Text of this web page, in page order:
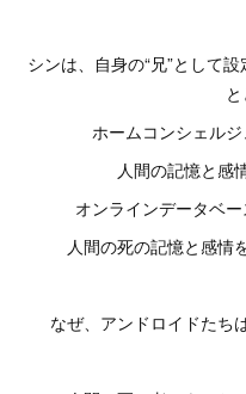
シンは、自身の“兄”として
と
ホームコンシェルジ
人間の記憶と感
オンラインデータベー
人間の死の記憶と感情
なぜ、アンドロイドたち